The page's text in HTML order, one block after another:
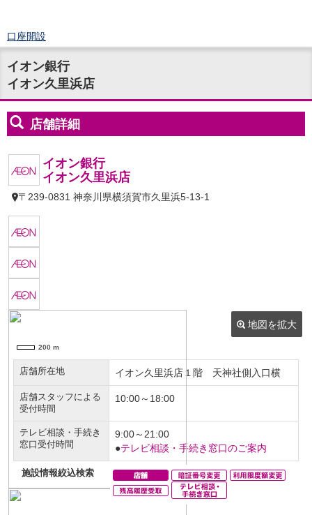
口座開設
ログイン
チャット
メニュー
商品・サービス
預金
円預金TOP
定期預金
積立式定期預金
外貨預金 TOP
外貨普通預金積立
投資信託
投信つみたて
NISA
金銭信託のしくみ
取扱商品一覧
iDeCo・国民年金基金
iDeCo（個人型確定拠出年金）
国民年金基金
ロボアドバイザークラウドファンディングTOP
WealthNavi for イオン銀行（ロボアドバイザー）
まいクラウドファンディング
ローン
住宅ローン
イオン銀行
イオン久里浜店